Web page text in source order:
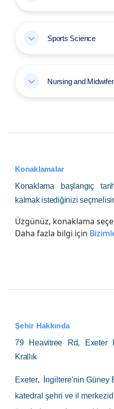
Sports Science
Nursing and
Konaklamalar
Konaklama başlangıç
kalmak istediğinizi
Üzgünüz, konaklama
Daha fazla bilgi için
Şehir Hakkında
79 Heavitree Rd, Exeter
Krallık
Exeter, İngiltere'nin Güney
katedral şehri ve il